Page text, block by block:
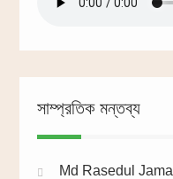
সাম্প্রতিক মন্তব্য
Md Rasedul Jamal